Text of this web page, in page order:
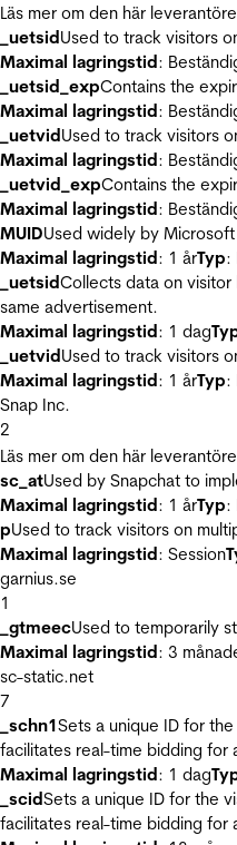
Läs mer om den här
_uetsidUsed to track visitors
Maximal lagringstid:
_uetsid_expContains the
Maximal lagringstid:
_uetvidUsed to track visitors
Maximal lagringstid:
_uetvid_expContains the
Maximal lagringstid:
MUIDUsed widely by
Maximal lagringstid: 1 årTyp:
_uetsidCollects data on
same advertisement.
Maximal lagringstid: 1 dag
_uetvidUsed to track visitors
Maximal lagringstid: 1 årTyp:
Snap Inc.
2
Läs mer om den här
sc_atUsed by Snapchat to
Maximal lagringstid: 1 årTyp:
pUsed to track visitors on
Maximal lagringstid: Session
garnius.se
1
_gtmeecUsed to temporarily
Maximal lagringstid: 3
sc-static.net
7
_schn1Sets a unique ID for
facilitates real-time bidding for
Maximal lagringstid: 1 dag
_scidSets a unique ID for the
facilitates real-time bidding for